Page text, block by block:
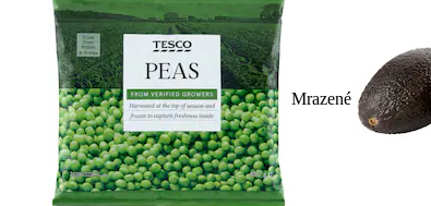
Mrazené